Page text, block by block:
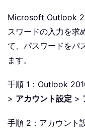
Microsoft Outlook
スワードの入力を求
て、パスワードをパ
ます。
手順 1：Outlook
> アカウント設定 >
手順 2：アカウント